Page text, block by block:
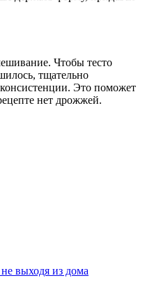
Чтобы тесто
тщательно
Это поможет
нет дрожжей.
выходя из дома